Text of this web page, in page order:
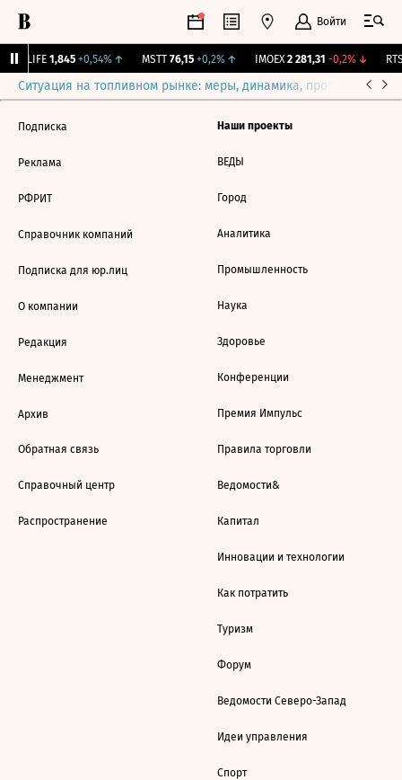
Войти
LIFE 1,845 +0,54%↑ MSTT 76,15 +0,2%↑ IMOEX 2 281,31 -0,2%↓ RTSI
Ситуация на топливном рынке: меры, динамика, прогнозы
Подписка
Реклама
РФРИТ
Справочник компаний
Подписка для юр.лиц
О компании
Редакция
Менеджмент
Архив
Обратная связь
Справочный центр
Распространение
Наши проекты
ВЕДЫ
Город
Аналитика
Промышленность
Наука
Здоровье
Конференции
Премия Импульс
Правила торговли
Ведомости&
Капитал
Инновации и технологии
Как потратить
Туризм
Форум
Ведомости Северо-Запад
Идеи управления
Спорт